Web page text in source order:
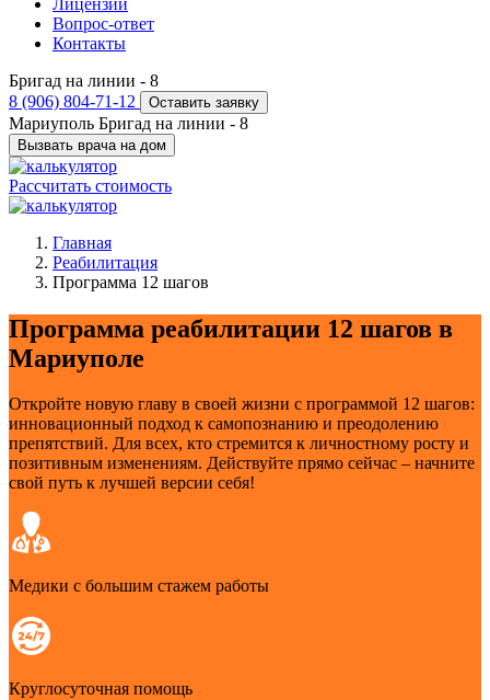
Вопрос-ответ
Контакты
Бригад на линии - 8
8 (906) 804-71-12
Оставить заявку
Мариуполь Бригад на линии - 8
Вызвать врача на дом
Рассчитать стоимость
Главная
Реабилитация
Программа 12 шагов
Программа реабилитации 12 шагов в
Мариуполе
Откройте новую главу в своей жизни с программой 12 шагов:
инновационный подход к самопознанию и преодолению
препятствий. Для всех, кто стремится к личностному росту и
позитивным изменениям. Действуйте прямо сейчас – начните
свой путь к лучшей версии себя!
Медики с большим стажем работы
Круглосуточная помощь